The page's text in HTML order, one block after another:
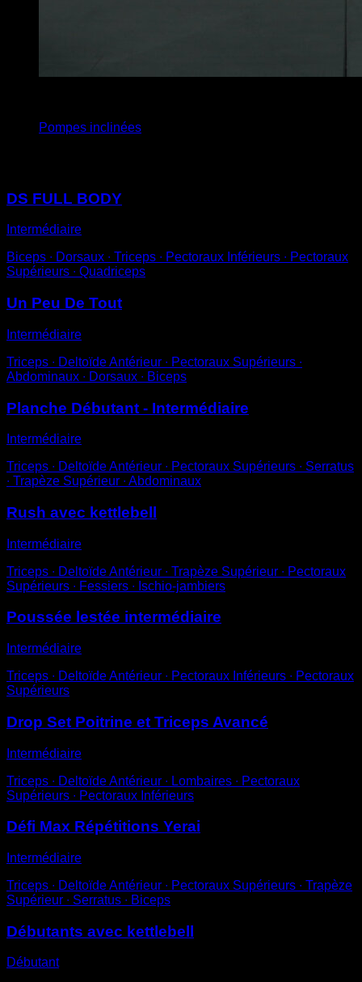
Pompes inclinées
DS FULL BODY
Intermédiaire
Biceps ∙ Dorsaux ∙ Triceps ∙ Pectoraux Inférieurs ∙ Pectoraux
Supérieurs ∙ Quadriceps
Un Peu De Tout
Intermédiaire
Triceps ∙ Deltoïde Antérieur ∙ Pectoraux Supérieurs ∙
Abdominaux ∙ Dorsaux ∙ Biceps
Planche Débutant - Intermédiaire
Intermédiaire
Triceps ∙ Deltoïde Antérieur ∙ Pectoraux Supérieurs ∙ Serratus
∙ Trapèze Supérieur ∙ Abdominaux
Rush avec kettlebell
Intermédiaire
Triceps ∙ Deltoïde Antérieur ∙ Trapèze Supérieur ∙ Pectoraux
Supérieurs ∙ Fessiers ∙ Ischio-jambiers
Poussée lestée intermédiaire
Intermédiaire
Triceps ∙ Deltoïde Antérieur ∙ Pectoraux Inférieurs ∙ Pectoraux
Supérieurs
Drop Set Poitrine et Triceps Avancé
Intermédiaire
Triceps ∙ Deltoïde Antérieur ∙ Lombaires ∙ Pectoraux
Supérieurs ∙ Pectoraux Inférieurs
Défi Max Répétitions Yerai
Intermédiaire
Triceps ∙ Deltoïde Antérieur ∙ Pectoraux Supérieurs ∙ Trapèze
Supérieur ∙ Serratus ∙ Biceps
Débutants avec kettlebell
Débutant